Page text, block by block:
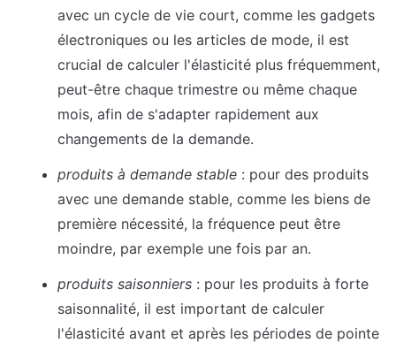
avec un cycle de vie court, comme les gadgets
électroniques ou les articles de mode, il est
crucial de calculer l'élasticité plus fréquemment,
peut-être chaque trimestre ou même chaque
mois, afin de s'adapter rapidement aux
changements de la demande.
produits à demande stable : pour des produits
avec une demande stable, comme les biens de
première nécessité, la fréquence peut être
moindre, par exemple une fois par an.
produits saisonniers : pour les produits à forte
saisonnalité, il est important de calculer
l'élasticité avant et après les périodes de pointe